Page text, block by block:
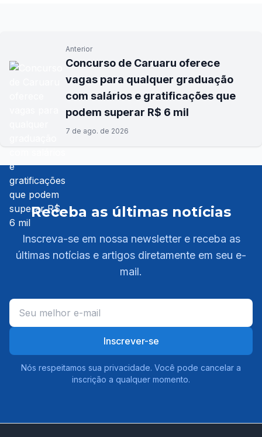
Anterior
Concurso de Caruaru oferece
vagas para qualquer graduação
com salários e gratificações que
podem superar R$ 6 mil
7 de ago. de 2026
Receba as últimas notícias
Inscreva-se em nossa newsletter e receba as
últimas notícias e artigos diretamente em seu e-
mail.
Inscrever-se
Nós respeitamos sua privacidade. Você pode cancelar a
inscrição a qualquer momento.